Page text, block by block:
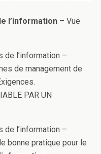
l’information – Vue
de l’information –
de management de
PAR UN
de l’information –
bonne pratique pour le